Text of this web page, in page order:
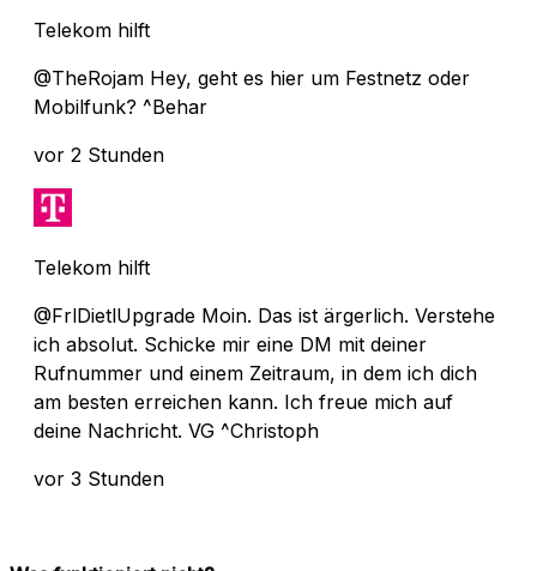
Telekom hilft
@TheRojam Hey, geht es hier um Festnetz oder
Mobilfunk? ^Behar
vor 2 Stunden
Telekom hilft
@FrlDietlUpgrade Moin. Das ist ärgerlich. Verstehe
ich absolut. Schicke mir eine DM mit deiner
Rufnummer und einem Zeitraum, in dem ich dich
am besten erreichen kann. Ich freue mich auf
deine Nachricht. VG ^Christoph
vor 3 Stunden